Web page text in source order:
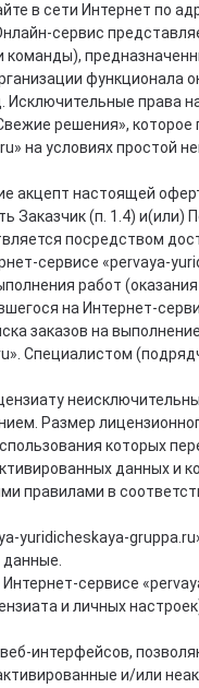
в сети Интернет по
сервис
функционала
права
решения», которое
на условиях простой
акцепт настоящей
(п. 1.4) и(или)
посредством
сервисе «pervaya-
работ (оказания
на Интернет-
заказов на
Специалистом
Размер
которых
данных и
правилами в
yuridicheskaya-
сервисе
и личных
интерфейсов,
и/или